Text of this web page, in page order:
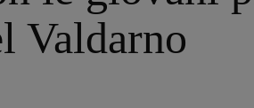
Valdarno